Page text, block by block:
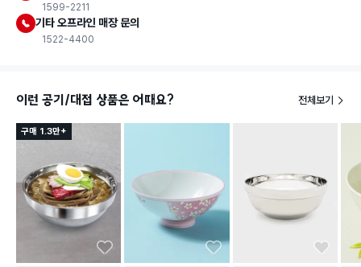
1599-2211
기타 오프라인 매장 문의
1522-4400
이런 공기/대접 상품은 어때요? 전체보기
구매 1.3만+